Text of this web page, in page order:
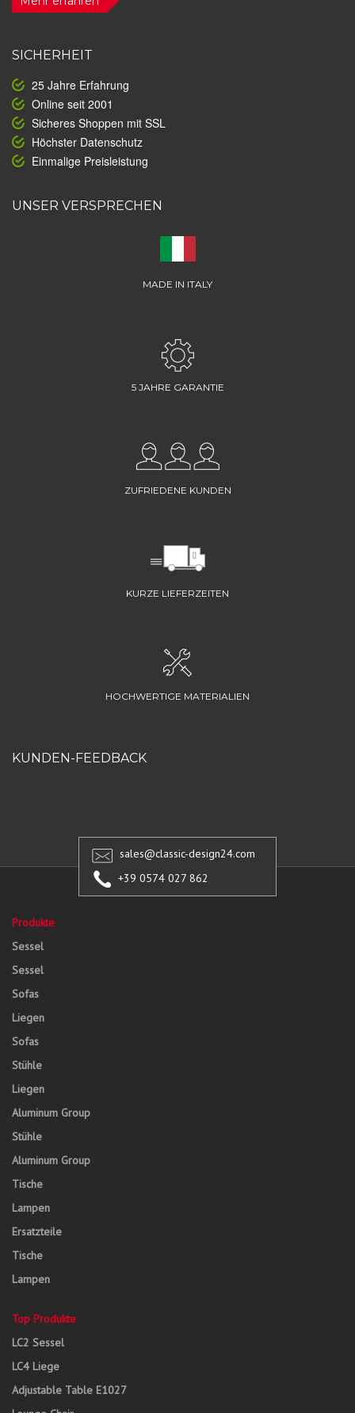
SICHERHEIT
25 Jahre Erfahrung
Online seit 2001
Sicheres Shoppen mit SSL
Höchster Datenschutz
Einmalige Preisleistung
UNSER VERSPRECHEN
MADE IN ITALY
5 JAHRE GARANTIE
ZUFRIEDENE KUNDEN
KURZE LIEFERZEITEN
HOCHWERTIGE MATERIALIEN
KUNDEN-FEEDBACK
sales@classic-design24.com
+39 0574 027 862
Produkte
Sessel
Sessel
Sofas
Liegen
Sofas
Stühle
Liegen
Aluminum Group
Stühle
Aluminum Group
Tische
Lampen
Ersatzteile
Tische
Lampen
Top Produkte
LC2 Sessel
LC4 Liege
Adjustable Table E1027